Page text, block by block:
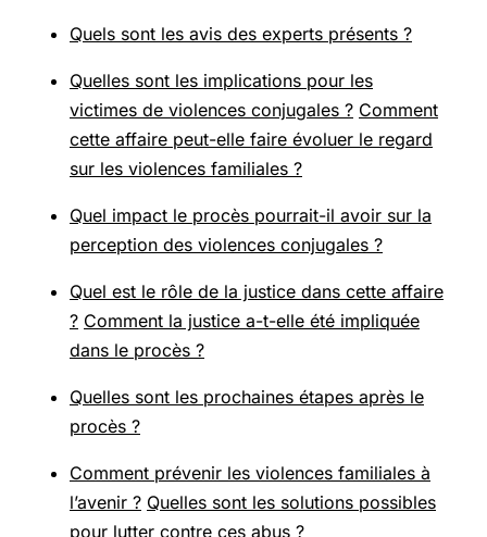
Quels sont les avis des experts présents ?
Quelles sont les implications pour les
victimes de violences conjugales ? Comment
cette affaire peut-elle faire évoluer le regard
sur les violences familiales ?
Quel impact le procès pourrait-il avoir sur la
perception des violences conjugales ?
Quel est le rôle de la justice dans cette affaire
? Comment la justice a-t-elle été impliquée
dans le procès ?
Quelles sont les prochaines étapes après le
procès ?
Comment prévenir les violences familiales à
l’avenir ? Quelles sont les solutions possibles
pour lutter contre ces abus ?